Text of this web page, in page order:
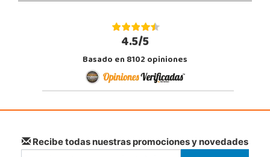
4.5/5
Basado en 8102 opiniones
Recibe todas nuestras promociones y novedades